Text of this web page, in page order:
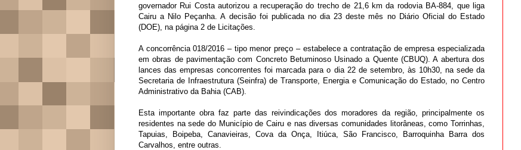
governador Rui Costa autorizou a recuperação do trecho de 21,6 km da rodovia BA-884, que liga
Cairu a Nilo Peçanha. A decisão foi publicada no dia 23 deste mês no Diário Oficial do Estado
(DOE), na página 2 de Licitações.
A concorrência 018/2016 – tipo menor preço – estabelece a contratação de empresa especializada
em obras de pavimentação com Concreto Betuminoso Usinado a Quente (CBUQ). A abertura dos
lances das empresas concorrentes foi marcada para o dia 22 de setembro, às 10h30, na sede da
Secretaria de Infraestrutura (Seinfra) de Transporte, Energia e Comunicação do Estado, no Centro
Administrativo da Bahia (CAB).
Esta importante obra faz parte das reivindicações dos moradores da região, principalmente os
residentes na sede do Município de Cairu e nas diversas comunidades litorâneas, como Torrinhas,
Tapuias, Boipeba, Canavieiras, Cova da Onça, Itiúca, São Francisco, Barroquinha Barra dos
Carvalhos, entre outras.